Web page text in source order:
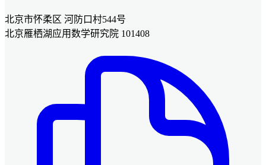
北京市怀柔区 河防口村544号
北京雁栖湖应用数学研究院 101408